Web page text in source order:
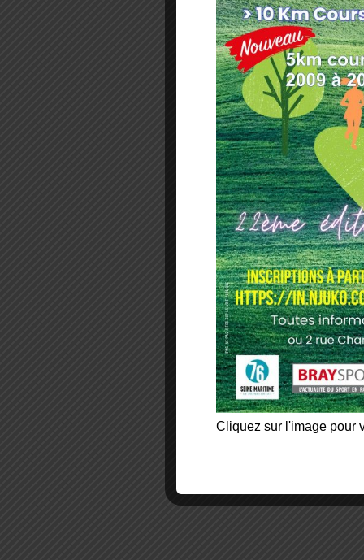
Cliquez sur l'image pour